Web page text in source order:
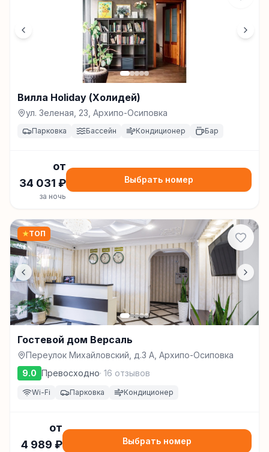
Вилла Holiday (Холидей)
ул. Зеленая, 23, Архипо-Осиповка
Парковка Бассейн Кондиционер Бар
от
34 031 ₽
за ночь
Выбрать номер
★ТОП
Гостевой дом Версаль
Переулок Михайловский, д.3 А, Архипо-Осиповка
9.0 Превосходно· 16 отзывов
Wi-Fi Парковка Кондиционер
от
4 989 ₽ Выбрать номер